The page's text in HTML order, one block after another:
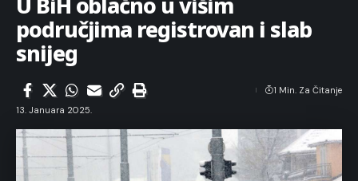
područjima registrovan i slab
snijeg
13. Januara 2025.
1 Min. Za Čitanje